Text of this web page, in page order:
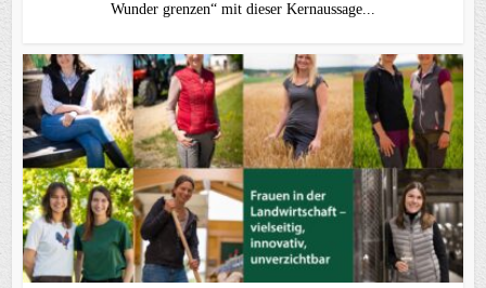
Wunder grenzen“ mit dieser Kernaussage...